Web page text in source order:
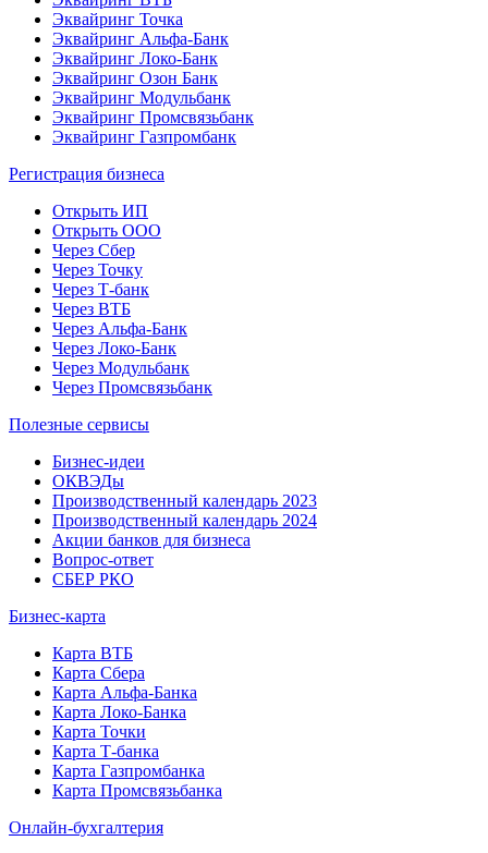
Эквайринг Точка
Эквайринг Альфа-Банк
Эквайринг Локо-Банк
Эквайринг Озон Банк
Эквайринг Модульбанк
Эквайринг Промсвязьбанк
Эквайринг Газпромбанк
Регистрация бизнеса
Открыть ИП
Открыть ООО
Через Сбер
Через Точку
Через Т-банк
Через ВТБ
Через Альфа-Банк
Через Локо-Банк
Через Модульбанк
Через Промсвязьбанк
Полезные сервисы
Бизнес-идеи
ОКВЭДы
Производственный календарь 2023
Производственный календарь 2024
Акции банков для бизнеса
Вопрос-ответ
СБЕР РКО
Бизнес-карта
Карта ВТБ
Карта Сбера
Карта Альфа-Банка
Карта Локо-Банка
Карта Точки
Карта Т-банка
Карта Газпромбанка
Карта Промсвязьбанка
Онлайн-бухгалтерия